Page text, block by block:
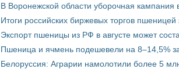
В Воронежской области уборочная кампания
Итоги российских биржевых торгов пшеницей
Экспорт пшеницы из РФ в августе может
Пшеница и ячмень подешевели на 8–14,5%
Белоруссия: Аграрии намолотили более 5